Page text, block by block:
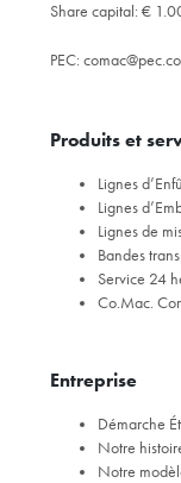
Share capital: €
PEC:
Produits et
Lignes
Lignes
Lignes de
Bandes
Service 24
Co.Mac.
Entreprise
Démarche
Notre
Notre